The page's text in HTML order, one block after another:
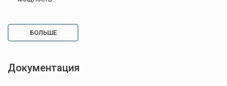
БОЛЬШЕ
Документация